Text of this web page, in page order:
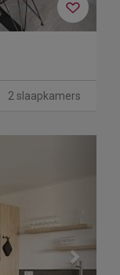
2 slaapkamers